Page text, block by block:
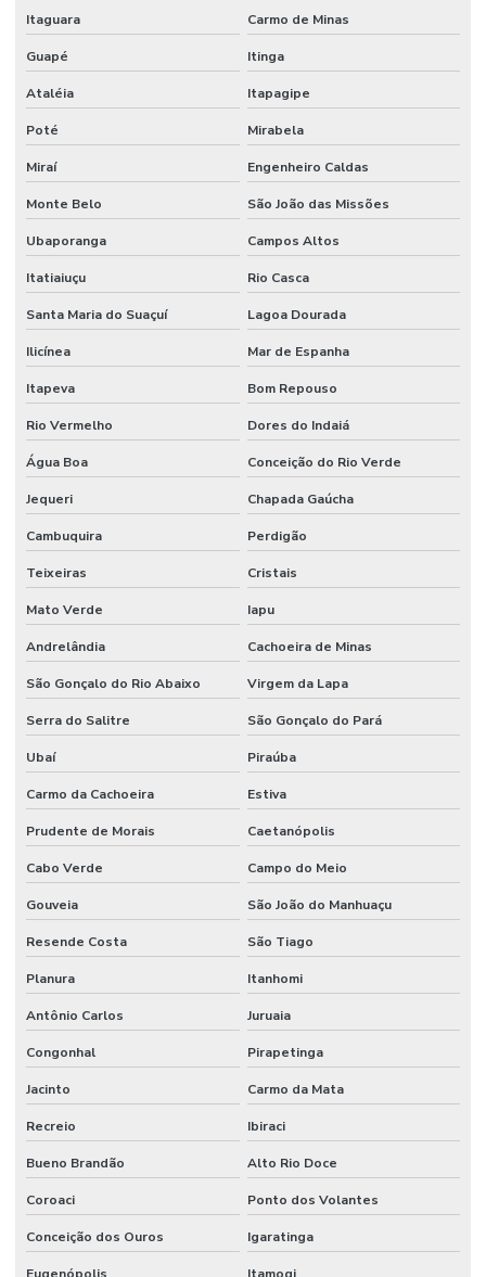
Itaguara Carmo de Minas
Guapé Itinga
Ataléia Itapagipe
Poté Mirabela
Miraí Engenheiro Caldas
Monte Belo São João das Missões
Ubaporanga Campos Altos
Itatiaiuçu Rio Casca
Santa Maria do Suaçuí Lagoa Dourada
Ilicínea Mar de Espanha
Itapeva Bom Repouso
Rio Vermelho Dores do Indaiá
Água Boa Conceição do Rio Verde
Jequeri Chapada Gaúcha
Cambuquira Perdigão
Teixeiras Cristais
Mato Verde Iapu
Andrelândia Cachoeira de Minas
São Gonçalo do Rio Abaixo Virgem da Lapa
Serra do Salitre São Gonçalo do Pará
Ubaí Piraúba
Carmo da Cachoeira Estiva
Prudente de Morais Caetanópolis
Cabo Verde Campo do Meio
Gouveia São João do Manhuaçu
Resende Costa São Tiago
Planura Itanhomi
Antônio Carlos Juruaia
Congonhal Pirapetinga
Jacinto Carmo da Mata
Recreio Ibiraci
Bueno Brandão Alto Rio Doce
Coroaci Ponto dos Volantes
Conceição dos Ouros Igaratinga